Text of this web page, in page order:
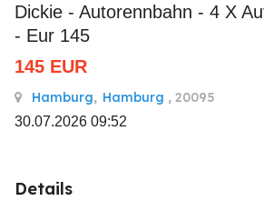
Dickie - Autorennbahn - 4 X Auto - Grand Prix
- Eur 145
145 EUR
Hamburg, Hamburg , 20095
30.07.2026 09:52
Details